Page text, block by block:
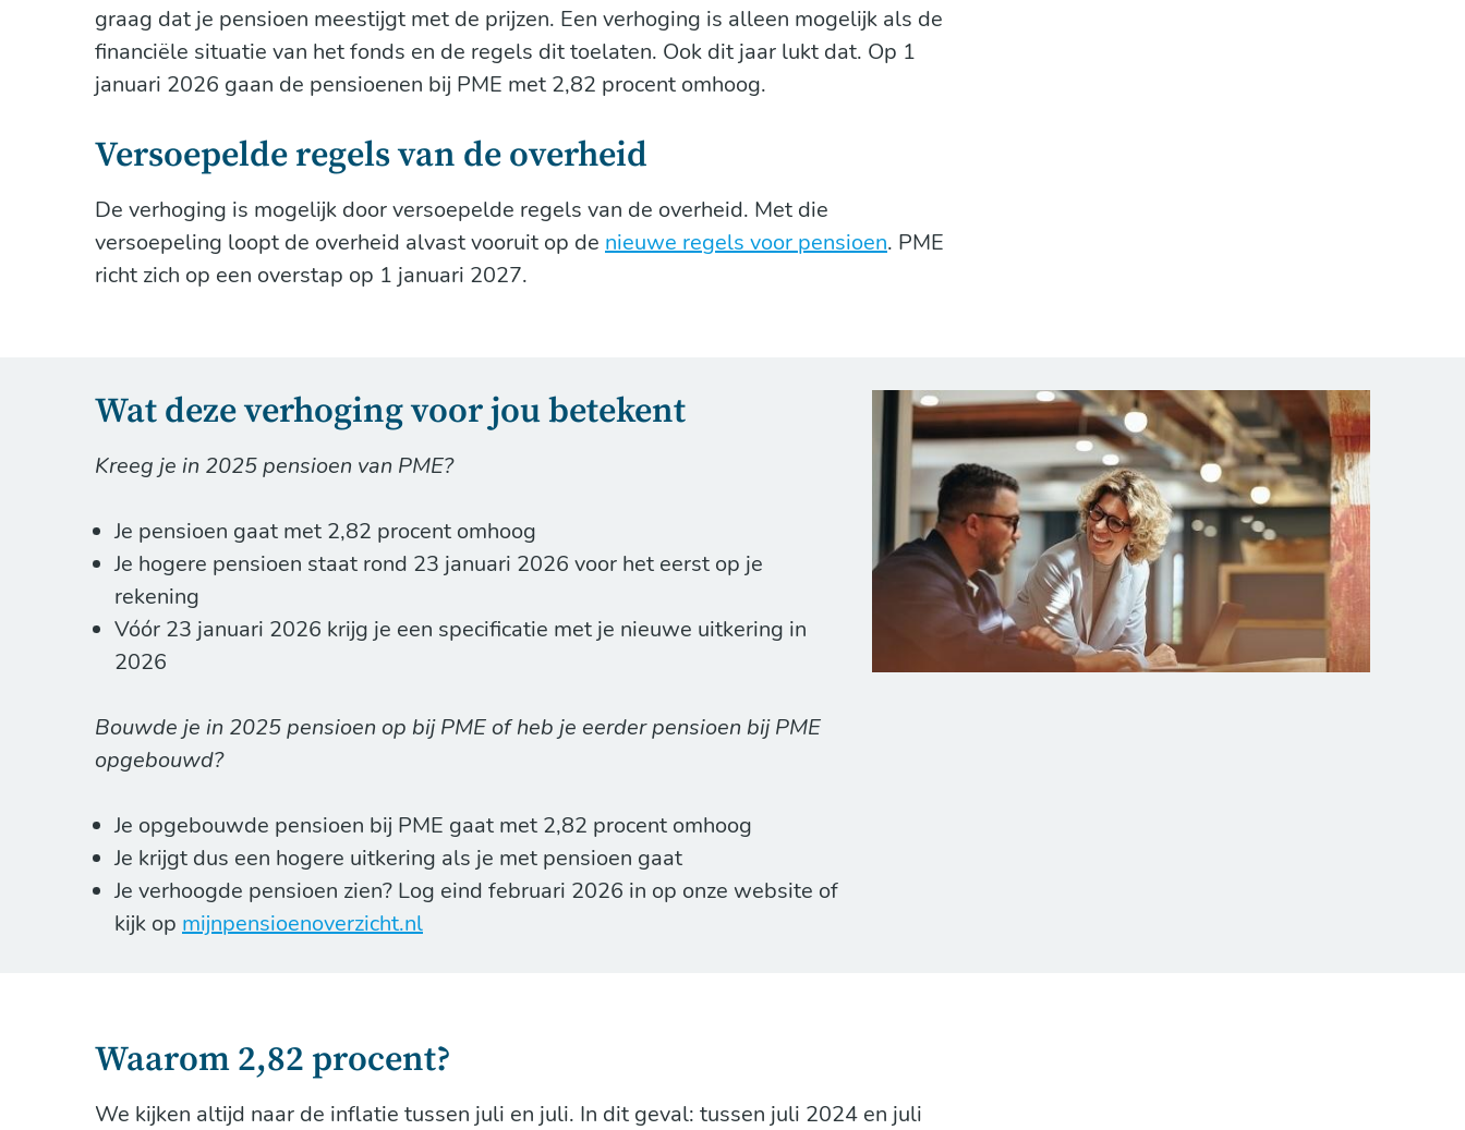
graag dat je pensioen meestijgt met de prijzen. Een verhoging is alleen mogelijk als de
financiële situatie van het fonds en de regels dit toelaten. Ook dit jaar lukt dat. Op 1
januari 2026 gaan de pensioenen bij PME met 2,82 procent omhoog.
Versoepelde regels van de overheid
De verhoging is mogelijk door versoepelde regels van de overheid. Met die
versoepeling loopt de overheid alvast vooruit op de nieuwe regels voor pensioen. PME
richt zich op een overstap op 1 januari 2027.
Wat deze verhoging voor jou betekent
Kreeg je in 2025 pensioen van PME?
Je pensioen gaat met 2,82 procent omhoog
Je hogere pensioen staat rond 23 januari 2026 voor het eerst op je
rekening
Vóór 23 januari 2026 krijg je een specificatie met je nieuwe uitkering in
2026
Bouwde je in 2025 pensioen op bij PME of heb je eerder pensioen bij PME
opgebouwd?
Je opgebouwde pensioen bij PME gaat met 2,82 procent omhoog
Je krijgt dus een hogere uitkering als je met pensioen gaat
Je verhoogde pensioen zien? Log eind februari 2026 in op onze website of
kijk op mijnpensioenoverzicht.nl
Waarom 2,82 procent?
We kijken altijd naar de inflatie tussen juli en juli. In dit geval: tussen juli 2024 en juli